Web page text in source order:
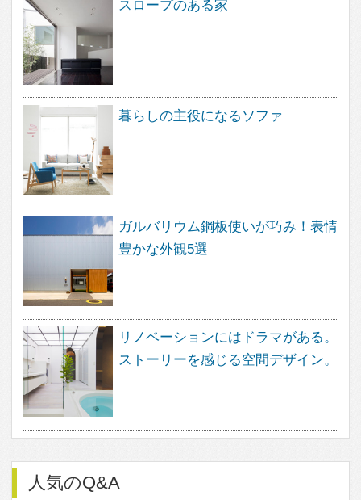
About
feve casa（フェブカーサ）は、住
まいのデザインを楽しむ方のため
の、住空間デザインのポータルサイ
トです。
暮らし方、素材、品質など、さまざ
なまアプローチから、あなたが探し
け出す事ができます。
フェブカーサは、あなたの感性と直
感が詰め込まれた、あなただけのペ
ージをご用意いたします。
感性と直感でつくる理想の住まいの
イメージは、きっとあなたの素敵な
住まいづくりの道しるべとして、ご
活用いただけることと思います。
家づくりにワクワクを。
ザインのポータルサイトです。